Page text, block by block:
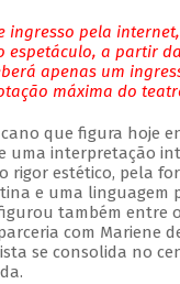
ingresso pela
espetáculo, a partir
apenas um
máxima do
que figura hoje
uma interpretação
estético, pela
e uma linguagem
também entre
com Mariene
se consolida no